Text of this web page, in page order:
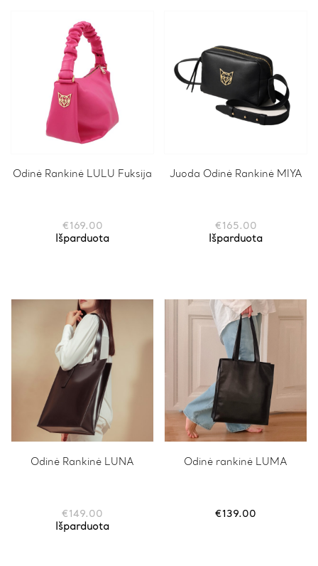
Odinė Rankinė LULU Fuksija
€ 169.00
Išparduota
Juoda Odinė Rankinė MIYA
€ 165.00
Išparduota
Odinė Rankinė LUNA
€ 149.00
Išparduota
Odinė rankinė LUMA
€139.00